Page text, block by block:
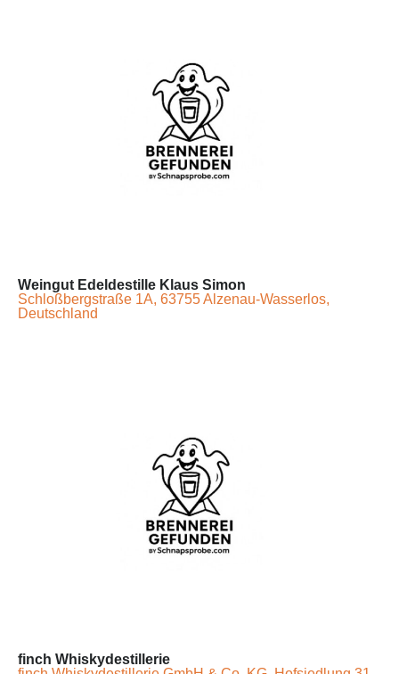
Weingut Edeldestille Klaus Simon
Schloßbergstraße 1A, 63755 Alzenau-Wasserlos,
Deutschland
finch Whiskydestillerie